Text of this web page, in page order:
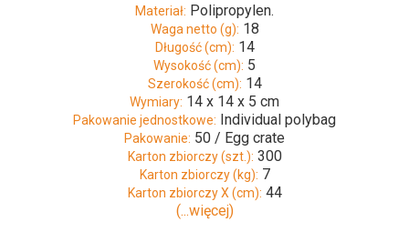
Materiał: Polipropylen.
Waga netto (g): 18
Długość (cm): 14
Wysokość (cm): 5
Szerokość (cm): 14
Wymiary: 14 x 14 x 5 cm
Pakowanie jednostkowe: Individual polybag
Pakowanie: 50 / Egg crate
Karton zbiorczy (szt.): 300
Karton zbiorczy (kg): 7
Karton zbiorczy X (cm): 44
(...więcej)